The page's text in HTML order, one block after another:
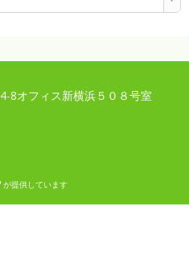
8オフィス新横浜５０８号室
が提供しています